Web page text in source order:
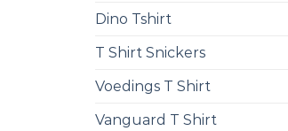
Dino Tshirt
T Shirt Snickers
Voedings T Shirt
Vanguard T Shirt